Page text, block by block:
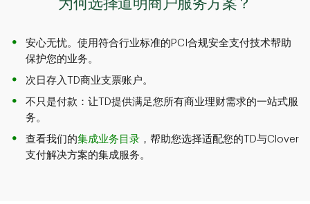
为何选择道明商户服务方案？
安心无忧。使用符合行业标准的PCI合规安全支付技术帮助
保护您的业务。
次日存入TD商业支票账户。
不只是付款：让TD提供满足您所有商业理财需求的一站式服
务。
查看我们的集成业务目录 ，帮助您选择适配您的TD与Clover
支付解决方案的集成服务。